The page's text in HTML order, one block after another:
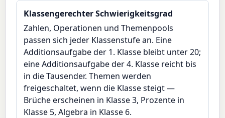
Klassengerechter Schwierigkeitsgrad
Zahlen, Operationen und Themenpools
passen sich jeder Klassenstufe an. Eine
Additionsaufgabe der 1. Klasse bleibt unter 20;
eine Additionsaufgabe der 4. Klasse reicht bis
in die Tausender. Themen werden
freigeschaltet, wenn die Klasse steigt —
Brüche erscheinen in Klasse 3, Prozente in
Klasse 5, Algebra in Klasse 6.